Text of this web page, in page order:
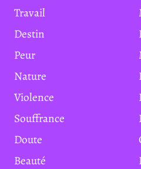
Travail
Destin
Peur
Nature
Violence
Souffrance
Doute
Beauté